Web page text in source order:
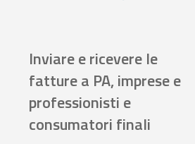
Inviare e ricevere le
fatture a PA, imprese e
professionisti e
consumatori finali